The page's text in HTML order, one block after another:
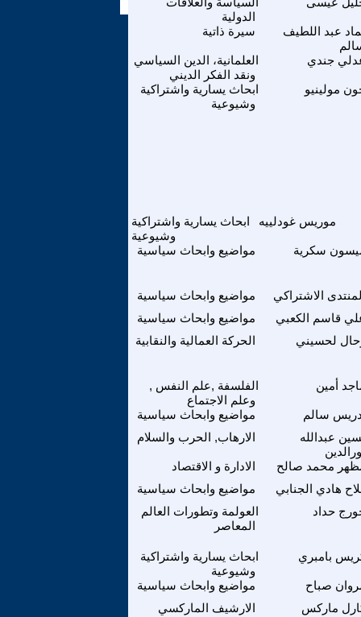
الدولية
سيرة ذاتية
عبد اللطيف
العلمانية، الدين السياسي
ونقد الفكر الديني
جندي
ابحاث يسارية واشتراكية
وشيوعية
مولينيو
ابحاث يسارية واشتراكية
وشيوعية
موريس غودلييه
مواضيع وابحاث سياسية سكرية
مواضيع وابحاث سياسية
الاشتراكي
مواضيع وابحاث سياسية
قاسم الكعبي
الحركة العمالية والنقابية
لحسيني
الفلسفة ,علم النفس ,
وعلم الاجتماع
أمين
مواضيع وابحاث سياسية
سالم
الارهاب, الحرب والسلام
عبدالله
الادارة و الاقتصاد
محمد صالح
مواضيع وابحاث سياسية
هادي الجنابي
العولمة وتطورات العالم
المعاصر
حداد
ابحاث يسارية واشتراكية
وشيوعية
بامبري
مواضيع وابحاث سياسية
صباح
الارشيف الماركسي
ماركس